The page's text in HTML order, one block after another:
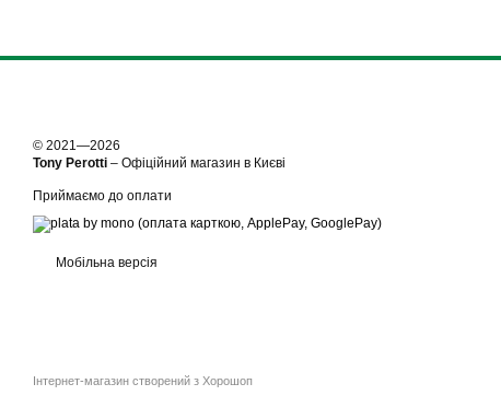
© 2021—2026
Tony Perotti – Офіційний магазин в Києві
Приймаємо до оплати
Мобільна версія
Інтернет-магазин створений з Хорошоп